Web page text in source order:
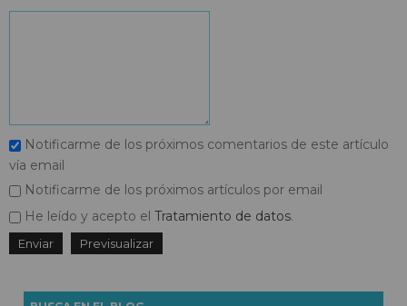
Notificarme de los próximos comentarios de este artículo
vía email
Notificarme de los próximos artículos por email
He leído y acepto el Tratamiento de datos.